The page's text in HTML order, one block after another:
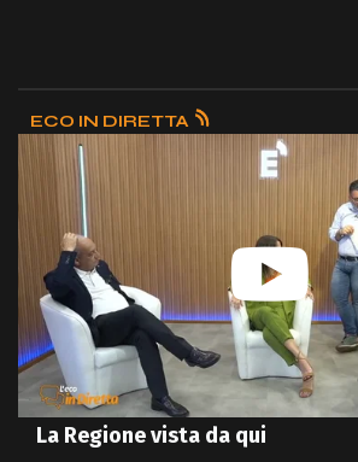
ECO IN DIRETTA
La Regione vista da qui